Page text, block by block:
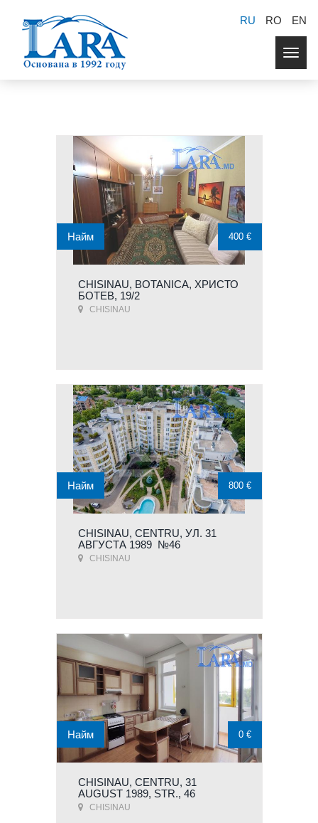
RU RO EN
CHISINAU, BOTANICA, ХРИСТО
БОТЕВ, 19/2
CHISINAU
Найм 400 €
CHISINAU, CENTRU, УЛ. 31
АВГУСТА 1989 №46
CHISINAU
Найм 800 €
CHISINAU, CENTRU, 31
AUGUST 1989, STR., 46
CHISINAU
Найм 0 €